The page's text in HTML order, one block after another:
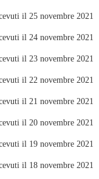
il 25 novembre 2021
il 24 novembre 2021
il 23 novembre 2021
il 22 novembre 2021
il 21 novembre 2021
il 20 novembre 2021
il 19 novembre 2021
il 18 novembre 2021